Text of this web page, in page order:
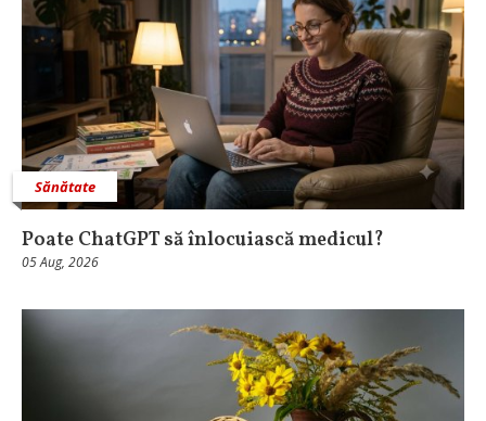
Sănătate
Poate ChatGPT să înlocuiască medicul?
05 Aug, 2026